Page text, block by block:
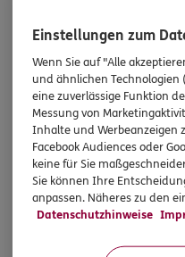
Erstkontaktinformationen
EU-
Datenverarbeitung
Das könnte Sie auch
Unsere Agentur
Standorte
Einstellungen zum
Wenn Sie auf "Alle
und ähnlichen Technologien
eine zuverlässige Funktion
Messung von
Inhalte und Werbeanzeigen
Facebook Audiences oder
keine für Sie
Sie können Ihre
anpassen. Näheres zu den
Datenschutzhinweise